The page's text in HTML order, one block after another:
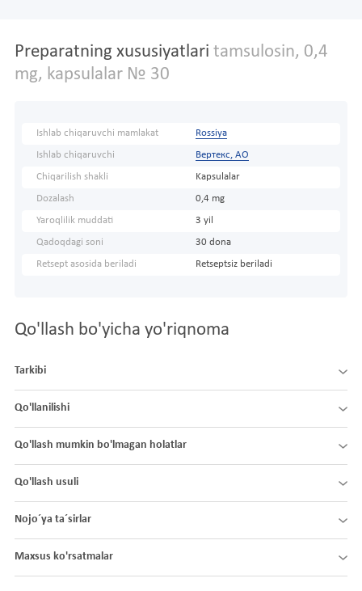
Preparatning xususiyatlari tamsulosin, 0,4
mg, kapsulalar № 30
Ishlab chiqaruvchi mamlakat Rossiya
Ishlab chiqaruvchi Вертекс, АО
Chiqarilish shakli Kapsulalar
Dozalash 0,4 mg
Yaroqlilik muddati 3 yil
Qadoqdagi soni 30 dona
Retsept asosida beriladi Retseptsiz beriladi
Qo'llash bo'yicha yo'riqnoma
Tarkibi
Qo'llanilishi
Qo'llash mumkin bo'lmagan holatlar
Qo'llash usuli
Nojo´ya ta´sirlar
Maxsus ko'rsatmalar